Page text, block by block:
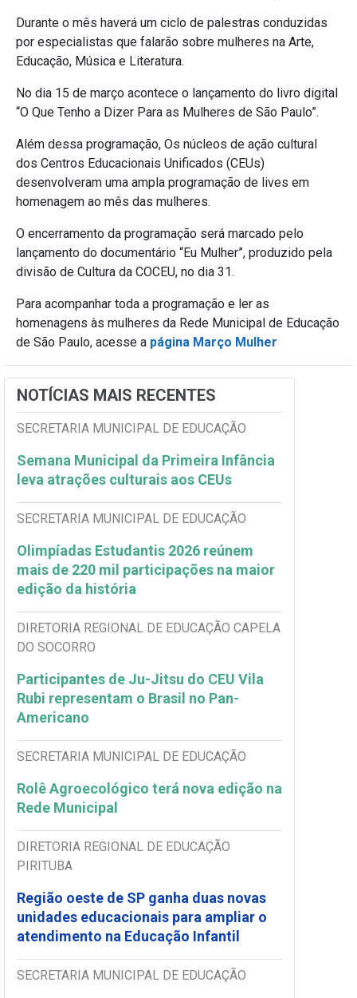
Durante o mês haverá um ciclo de palestras conduzidas
por especialistas que falarão sobre mulheres na Arte,
Educação, Música e Literatura.
No dia 15 de março acontece o lançamento do livro digital
“O Que Tenho a Dizer Para as Mulheres de São Paulo”.
Além dessa programação, Os núcleos de ação cultural
dos Centros Educacionais Unificados (CEUs)
desenvolveram uma ampla programação de lives em
homenagem ao mês das mulheres.
O encerramento da programação será marcado pelo
lançamento do documentário “Eu Mulher”, produzido pela
divisão de Cultura da COCEU, no dia 31.
Para acompanhar toda a programação e ler as
homenagens às mulheres da Rede Municipal de Educação
de São Paulo, acesse a página Março Mulher
NOTÍCIAS MAIS RECENTES
SECRETARIA MUNICIPAL DE EDUCAÇÃO
Semana Municipal da Primeira Infância
leva atrações culturais aos CEUs
SECRETARIA MUNICIPAL DE EDUCAÇÃO
Olimpíadas Estudantis 2026 reúnem
mais de 220 mil participações na maior
edição da história
DIRETORIA REGIONAL DE EDUCAÇÃO CAPELA
DO SOCORRO
Participantes de Ju-Jitsu do CEU Vila
Rubi representam o Brasil no Pan-
Americano
SECRETARIA MUNICIPAL DE EDUCAÇÃO
Rolê Agroecológico terá nova edição na
Rede Municipal
DIRETORIA REGIONAL DE EDUCAÇÃO
PIRITUBA
Região oeste de SP ganha duas novas
unidades educacionais para ampliar o
atendimento na Educação Infantil
SECRETARIA MUNICIPAL DE EDUCAÇÃO